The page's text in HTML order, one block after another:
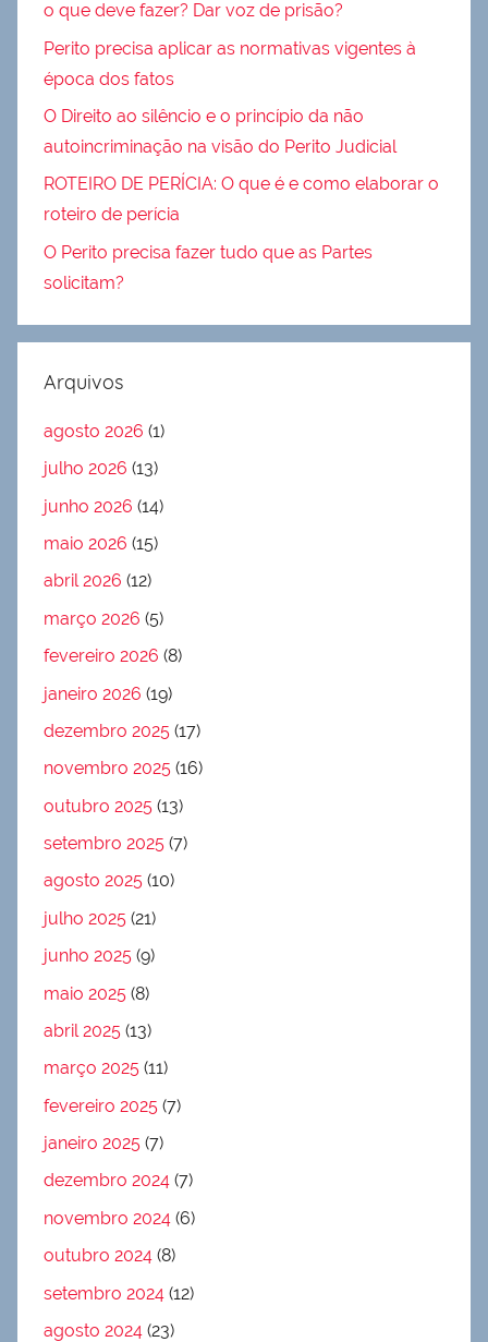
o que deve fazer? Dar voz de prisão?
Perito precisa aplicar as normativas vigentes à
época dos fatos
O Direito ao silêncio e o princípio da não
autoincriminação na visão do Perito Judicial
ROTEIRO DE PERÍCIA: O que é e como elaborar o
roteiro de perícia
O Perito precisa fazer tudo que as Partes
solicitam?
Arquivos
agosto 2026 (1)
julho 2026 (13)
junho 2026 (14)
maio 2026 (15)
abril 2026 (12)
março 2026 (5)
fevereiro 2026 (8)
janeiro 2026 (19)
dezembro 2025 (17)
novembro 2025 (16)
outubro 2025 (13)
setembro 2025 (7)
agosto 2025 (10)
julho 2025 (21)
junho 2025 (9)
maio 2025 (8)
abril 2025 (13)
março 2025 (11)
fevereiro 2025 (7)
janeiro 2025 (7)
dezembro 2024 (7)
novembro 2024 (6)
outubro 2024 (8)
setembro 2024 (12)
agosto 2024 (23)